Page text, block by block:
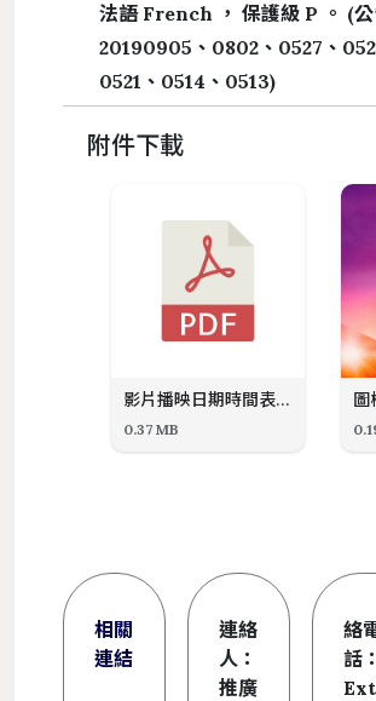
法語 French ， 保護級 P 。 (公
20190905、0802、0527、
0521、0514、0513)
附件下載
影片播映日期時間表1080514暑假天天看電影_新進館藏劇情片紀錄片20190621-0906成大圖書館多媒體中心.pdf.pdf
0.37 MB
相關
連結
連絡
人：
推廣
絡
話：